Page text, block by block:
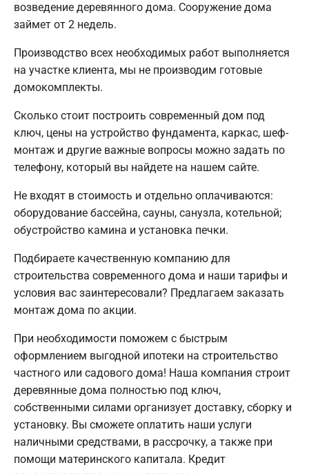
возведение деревянного дома. Сооружение дома
займет от 2 недель.
Производство всех необходимых работ выполняется
на участке клиента, мы не производим готовые
домокомплекты.
Сколько стоит построить современный дом под
ключ, цены на устройство фундамента, каркас, шеф-
монтаж и другие важные вопросы можно задать по
телефону, который вы найдете на нашем сайте.
Не входят в стоимость и отдельно оплачиваются:
оборудование бассейна, сауны, санузла, котельной;
обустройство камина и установка печки.
Подбираете качественную компанию для
строительства современного дома и наши тарифы и
условия вас заинтересовали? Предлагаем заказать
монтаж дома по акции.
При необходимости поможем с быстрым
оформлением выгодной ипотеки на строительство
частного или садового дома! Наша компания строит
деревянные дома полностью под ключ,
собственными силами организует доставку, сборку и
установку. Вы сможете оплатить наши услуги
наличными средствами, в рассрочку, а также при
помощи материнского капитала. Кредит